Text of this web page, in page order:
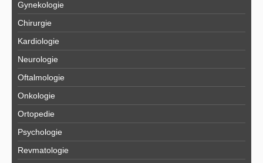
Gynekologie
Chirurgie
Kardiologie
Neurologie
Oftalmologie
Onkologie
Ortopedie
Psychologie
Revmatologie